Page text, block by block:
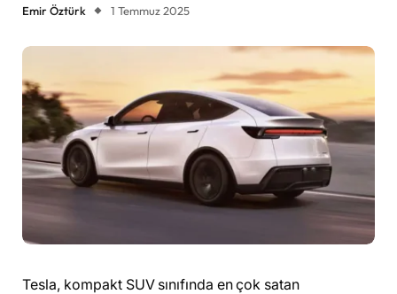
Emir Öztürk 1 Temmuz 2025
Tesla, kompakt SUV sınıfında en çok satan